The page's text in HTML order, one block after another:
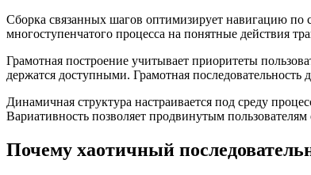
Сборка связанных шагов оптимизирует навигацию по
многоступенчатого процесса на понятные действия
Грамотная построение учитывает приоритеты
держатся доступными. Грамотная
Динамичная структура настраивается под среду
Вариативность позволяет продвинутым
Почему хаотичный